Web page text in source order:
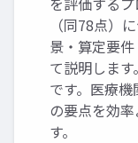
（同78点）
景・算定要
て説明しま
です。医療
の要点を効
す。